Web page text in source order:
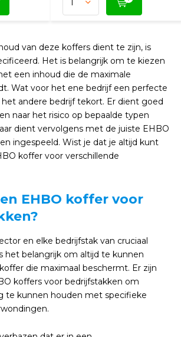
van deze koffers dient te zijn, is
Het is belangrijk om te kiezen
een inhoud die de maximale
Wat voor het ene bedrijf een perfecte
andere bedrijf tekort. Er dient goed
naar het risico op bepaalde typen
dient vervolgens met de juiste EHBO
ingespeeld. Wist je dat je altijd kunt
koffer voor verschillende
EHBO koffer voor
en elke bedrijfstak van cruciaal
het belangrijk om altijd te kunnen
die maximaal beschermt. Er zijn
koffers voor bedrijfstakken om
te kunnen houden met specifieke